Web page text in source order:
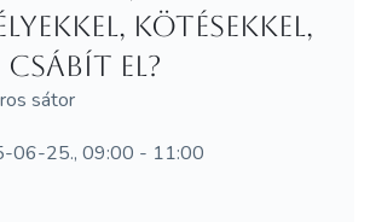
kötésekkel,
el?
sátor
06-25., 09:00 - 11:00